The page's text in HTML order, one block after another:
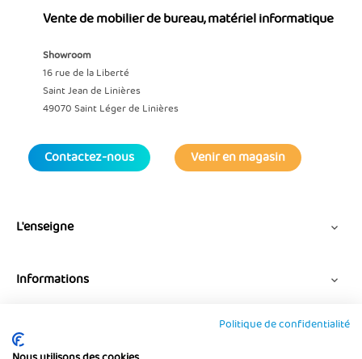
Vente de mobilier de bureau, matériel informatique
Showroom
16 rue de la Liberté
Saint Jean de Linières
49070 Saint Léger de Linières
Contactez-nous Venir en magasin
L'enseigne 
Informations 
Suivez-nous
Politique de confidentialité